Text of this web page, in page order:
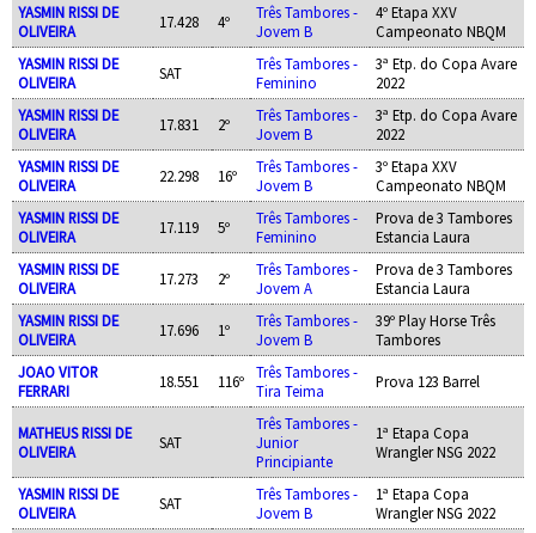
YASMIN RISSI DE
OLIVEIRA
17.428 4º
Três Tambores -
Jovem B
4º Etapa XXV
Campeonato NBQM
YASMIN RISSI DE
OLIVEIRA
SAT
Três Tambores -
Feminino
3ª Etp. do Copa Avare
2022
YASMIN RISSI DE
OLIVEIRA
17.831 2º
Três Tambores -
Jovem B
3ª Etp. do Copa Avare
2022
YASMIN RISSI DE
OLIVEIRA
22.298 16º
Três Tambores -
Jovem B
3º Etapa XXV
Campeonato NBQM
YASMIN RISSI DE
OLIVEIRA
17.119 5º
Três Tambores -
Feminino
Prova de 3 Tambores
Estancia Laura
YASMIN RISSI DE
OLIVEIRA
17.273 2º
Três Tambores -
Jovem A
Prova de 3 Tambores
Estancia Laura
YASMIN RISSI DE
OLIVEIRA
17.696 1º
Três Tambores -
Jovem B
39º Play Horse Três
Tambores
JOAO VITOR
FERRARI
18.551 116º
Três Tambores -
Tira Teima
Prova 123 Barrel
MATHEUS RISSI DE
OLIVEIRA
SAT
Três Tambores -
Junior
Principiante
1ª Etapa Copa
Wrangler NSG 2022
YASMIN RISSI DE
OLIVEIRA
SAT
Três Tambores -
Jovem B
1ª Etapa Copa
Wrangler NSG 2022